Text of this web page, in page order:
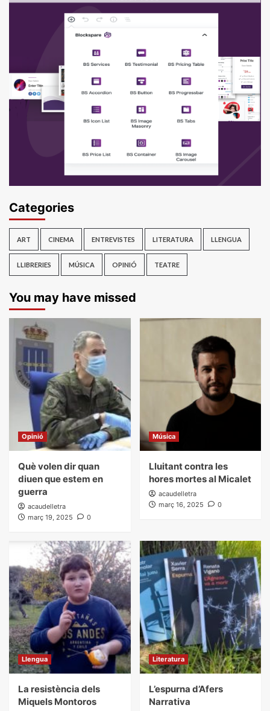
Categories
ART CINEMA ENTREVISTES LITERATURA LLENGUA
LLIBRERIES MÚSICA OPINIÓ TEATRE
You may have missed
Opinió
Què volen dir quan
diuen que estem en
guerra
acaudelletra
març 19, 2025
0
Música
Lluitant contra les
hores mortes al Micalet
acaudelletra
març 16, 2025
0
Llengua
La resistència dels
Miquels Montoros
Literatura
L’espurna d’Afers
Narrativa